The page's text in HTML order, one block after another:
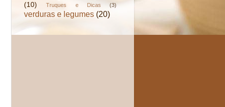
(10)
Truques e Dicas (3)
verduras e legumes (20)